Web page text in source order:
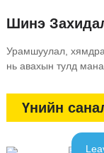
Шинэ
Урамшуулал,
нь авахын тулд
Үнийн